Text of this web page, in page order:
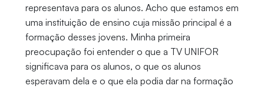
representava para os alunos. Acho que estamos em
uma instituição de ensino cuja missão principal é a
formação desses jovens. Minha primeira
preocupação foi entender o que a TV UNIFOR
significava para os alunos, o que os alunos
esperavam dela e o que ela podia dar na formação